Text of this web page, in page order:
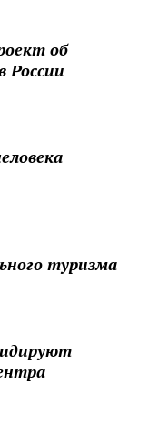
об
России
туризма